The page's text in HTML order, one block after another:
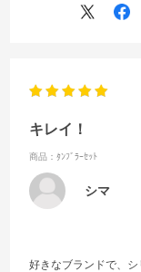
キレイ！
商品：ﾀﾝﾌﾞﾗｰｾｯﾄ
シマ
好きなブランドで、